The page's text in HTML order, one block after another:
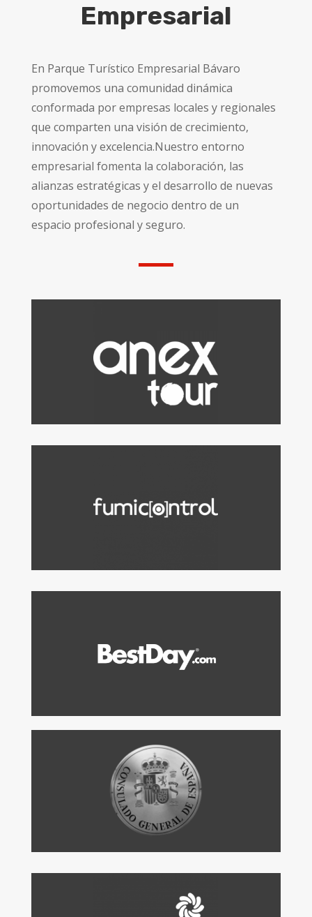
Empresarial
En Parque Turístico Empresarial Bávaro
promovemos una comunidad dinámica
conformada por empresas locales y regionales
que comparten una visión de crecimiento,
innovación y excelencia.Nuestro entorno
empresarial fomenta la colaboración, las
alianzas estratégicas y el desarrollo de nuevas
oportunidades de negocio dentro de un
espacio profesional y seguro.